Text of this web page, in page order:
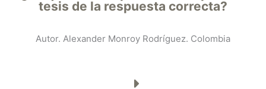
tesis de la respuesta correcta?
Autor. Alexander Monroy Rodríguez. Colombia